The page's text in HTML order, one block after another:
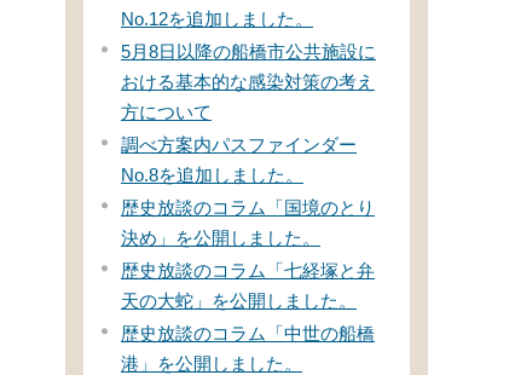
No.12を追加しました。
5月8日以降の船橋市公共施設に
おける基本的な感染対策の考え
方について
調べ方案内パスファインダー
No.8を追加しました。
歴史放談のコラム「国境のとり
決め」を公開しました。
歴史放談のコラム「七経塚と弁
天の大蛇」を公開しました。
歴史放談のコラム「中世の船橋
港」を公開しました。